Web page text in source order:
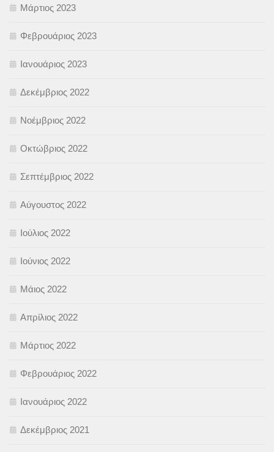
Μάρτιος 2023
Φεβρουάριος 2023
Ιανουάριος 2023
Δεκέμβριος 2022
Νοέμβριος 2022
Οκτώβριος 2022
Σεπτέμβριος 2022
Αύγουστος 2022
Ιούλιος 2022
Ιούνιος 2022
Μάιος 2022
Απρίλιος 2022
Μάρτιος 2022
Φεβρουάριος 2022
Ιανουάριος 2022
Δεκέμβριος 2021